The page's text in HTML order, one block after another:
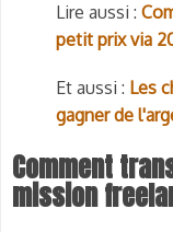
Lire aussi :
petit prix via
Et aussi : Les
gagner de
Comment
mission